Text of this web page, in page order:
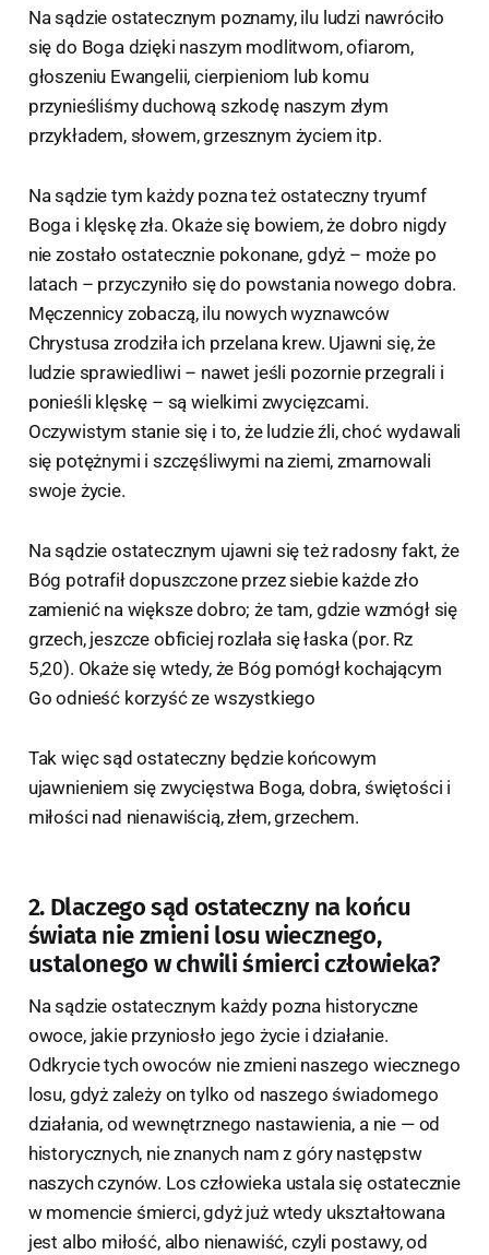
Na sądzie ostatecznym poznamy, ilu ludzi nawróciło
się do Boga dzięki naszym modlitwom, ofiarom,
głoszeniu Ewangelii, cierpieniom lub komu
przynieśliśmy duchową szkodę naszym złym
przykładem, słowem, grzesznym życiem itp.
Na sądzie tym każdy pozna też ostateczny tryumf
Boga i klęskę zła. Okaże się bowiem, że dobro nigdy
nie zostało ostatecznie pokonane, gdyż – może po
latach – przyczyniło się do powstania nowego dobra.
Męczennicy zobaczą, ilu nowych wyznawców
Chrystusa zrodziła ich przelana krew. Ujawni się, że
ludzie sprawiedliwi – nawet jeśli pozornie przegrali i
ponieśli klęskę – są wielkimi zwycięzcami.
Oczywistym stanie się i to, że ludzie źli, choć wydawali
się potężnymi i szczęśliwymi na ziemi, zmarnowali
swoje życie.
Na sądzie ostatecznym ujawni się też radosny fakt, że
Bóg potrafił dopuszczone przez siebie każde zło
zamienić na większe dobro; że tam, gdzie wzmógł się
grzech, jeszcze obficiej rozlała się łaska (por. Rz
5,20). Okaże się wtedy, że Bóg pomógł kochającym
Go odnieść korzyść ze wszystkiego
Tak więc sąd ostateczny będzie końcowym
ujawnieniem się zwycięstwa Boga, dobra, świętości i
miłości nad nienawiścią, złem, grzechem.
2. Dlaczego sąd ostateczny na końcu
świata nie zmieni losu wiecznego,
ustalonego w chwili śmierci człowieka?
Na sądzie ostatecznym każdy pozna historyczne
owoce, jakie przyniosło jego życie i działanie.
Odkrycie tych owoców nie zmieni naszego wiecznego
losu, gdyż zależy on tylko od naszego świadomego
działania, od wewnętrznego nastawienia, a nie — od
historycznych, nie znanych nam z góry następstw
naszych czynów. Los człowieka ustala się ostatecznie
w momencie śmierci, gdyż już wtedy ukształtowana
jest albo miłość, albo nienawiść, czyli postawy, od